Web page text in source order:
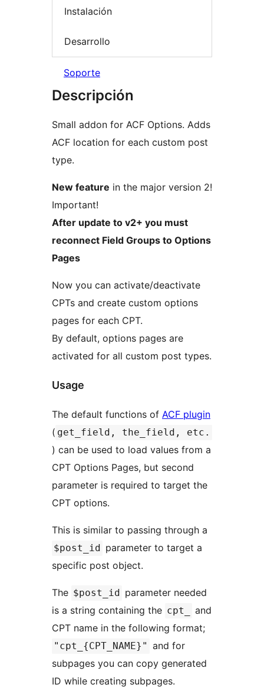
Instalación
Desarrollo
Soporte
Descripción
Small addon for ACF Options. Adds
ACF location for each custom post
type.
New feature in the major version 2!
Important!
After update to v2+ you must
reconnect Field Groups to Options
Pages
Now you can activate/deactivate
CPTs and create custom options
pages for each CPT.
By default, options pages are
activated for all custom post types.
Usage
The default functions of ACF plugin
( get_field, the_field, etc.
) can be used to load values from a
CPT Options Pages, but second
parameter is required to target the
CPT options.
This is similar to passing through a
$post_id parameter to target a
specific post object.
The $post_id parameter needed
is a string containing the cpt_
and
CPT name in the following format;
"cpt_{CPT_NAME}" and for
subpages you can copy generated
ID while creating subpages.